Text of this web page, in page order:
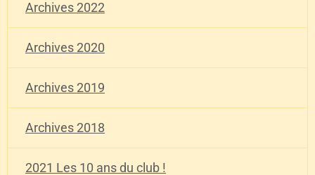
Archives 2022
Archives 2020
Archives 2019
Archives 2018
2021 Les 10 ans du club !